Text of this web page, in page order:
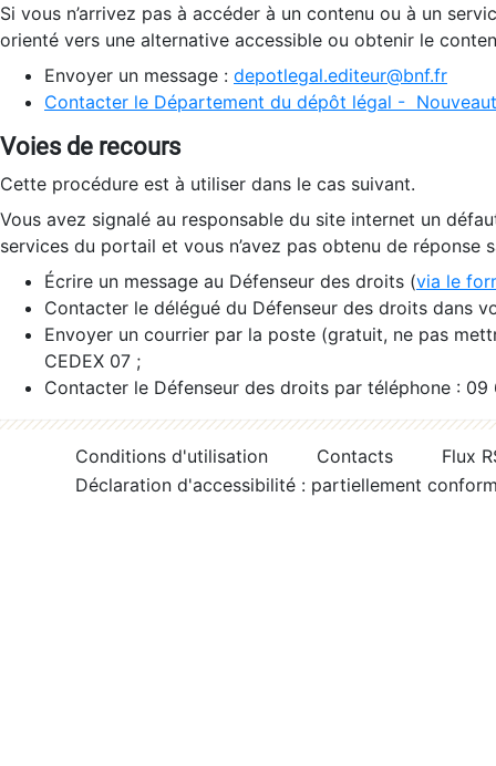
Si vous n’arrivez pas à accéder à un contenu ou à un
orienté vers une alternative accessible ou obtenir le
Envoyer un message : depotlegal.editeur@bnf.fr
Contacter le Département du dépôt légal -
Voies de recours
Cette procédure est à utiliser dans le cas suivant.
Vous avez signalé au responsable du site internet un
services du portail et vous n’avez pas obtenu de réponse
Écrire un message au Défenseur des droits (via le
Contacter le délégué du Défenseur des droits dans
Envoyer un courrier par la poste (gratuit, ne pas
CEDEX 07 ;
Contacter le Défenseur des droits par téléphone :
Conditions d'utilisation Contacts
Flux
Déclaration d'accessibilité : partiellement